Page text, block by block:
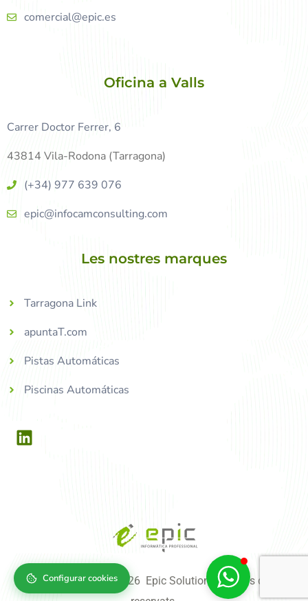
comercial@epic.es
Oficina a Valls
Carrer Doctor Ferrer, 6
43814 Vila-Rodona (Tarragona)
(+34) 977 639 076
epic@infocamconsulting.com
Les nostres marques
Tarragona Link
apuntaT.com
Pistas Automáticas
Piscinas Automáticas
Copyright © 2004-2026 Epic Solutions, tots els drets
Configurar cookies